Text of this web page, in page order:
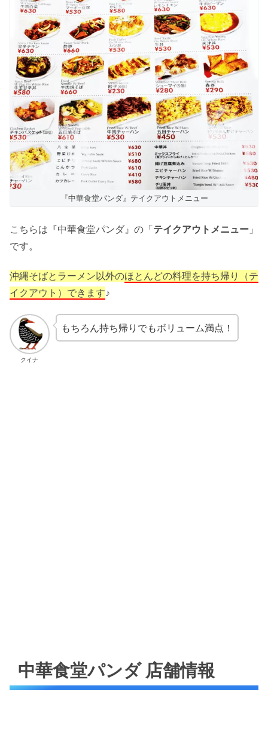
『中華食堂パンダ』テイクアウトメニュー
こちらは『中華食堂パンダ』の「テイクアウトメニュー 」
です。
沖縄そばとラーメン以外のほとんどの料理を持ち帰り（テ
イクアウト）できます♪
クイナ
もちろん持ち帰りでもボリューム満点！
中華食堂パンダ 店舗情報